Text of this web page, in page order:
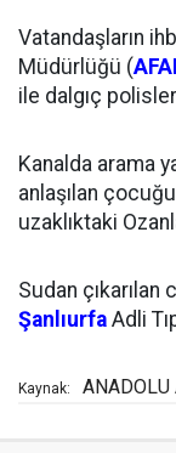
Vatandaşların
Müdürlüğü (
ile dalgıç
Kanalda arama
anlaşılan
uzaklıktaki
Sudan çıkarılan
Şanlıurfa Adli
Kaynak: